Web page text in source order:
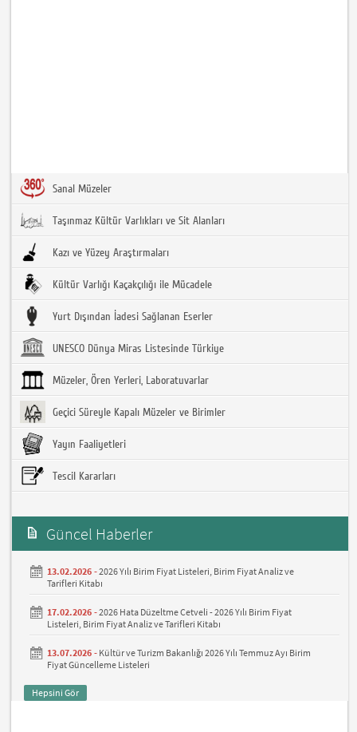
Sanal Müzeler
Taşınmaz Kültür Varlıkları ve Sit Alanları
Kazı ve Yüzey Araştırmaları
Kültür Varlığı Kaçakçılığı ile Mücadele
Yurt Dışından İadesi Sağlanan Eserler
UNESCO Dünya Miras Listesinde Türkiye
Müzeler, Ören Yerleri, Laboratuvarlar
Geçici Süreyle Kapalı Müzeler ve Birimler
Yayın Faaliyetleri
Tescil Kararları
Güncel Haberler
13.02.2026 -2026 Yılı Birim Fiyat Listeleri, Birim Fiyat Analiz ve
Tarifleri Kitabı
17.02.2026 -2026 Hata Düzeltme Cetveli - 2026 Yılı Birim Fiyat
Listeleri, Birim Fiyat Analiz ve Tarifleri Kitabı
13.07.2026 - Kültür ve Turizm Bakanlığı 2026 Yılı Temmuz Ayı Birim
Fiyat Güncelleme Listeleri
Hepsini Gör